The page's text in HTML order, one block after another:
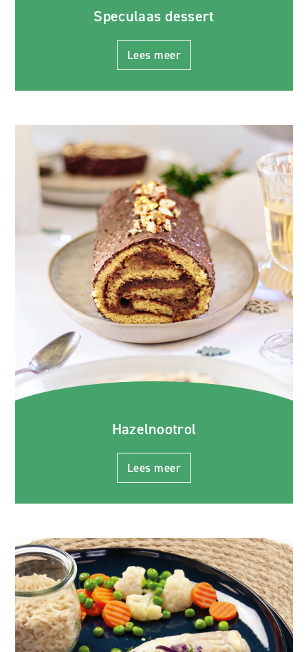
Speculaas dessert
Lees meer
Hazelnootrol
Lees meer